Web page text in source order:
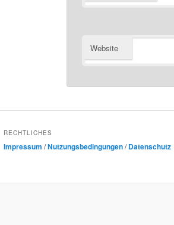
Website
RECHTLICHES
Impressum /Nutzungsbedingungen/Datenschutz